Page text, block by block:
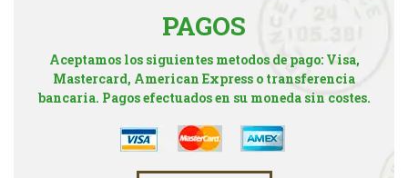
PAGOS
Aceptamos los siguientes metodos de pago: Visa,
Mastercard, American Express o transferencia
bancaria. Pagos efectuados en su moneda sin costes.